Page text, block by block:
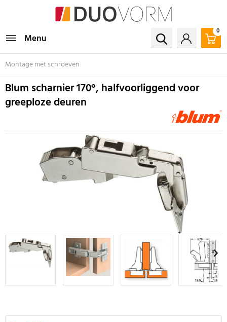
Menu
0
Montage met schroeven
Blum scharnier 170°, halfvoorliggend voor
greeploze deuren